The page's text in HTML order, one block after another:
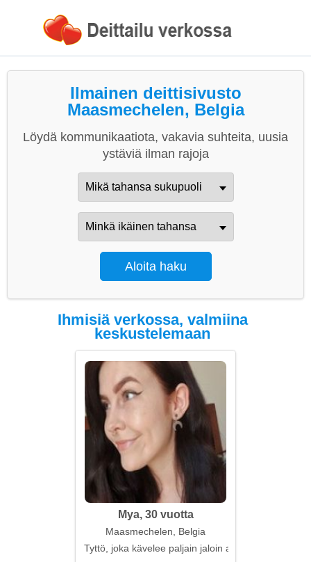
Ilmainen deittisivusto
Maasmechelen, Belgia
Löydä kommunikaatiota, vakavia suhteita, uusia
ystäviä ilman rajoja
Ihmisiä verkossa, valmiina
keskustelemaan
Mya, 30 vuotta
Maasmechelen, Belgia
Tyttö, joka kävelee paljain jaloin ajatuksissaan